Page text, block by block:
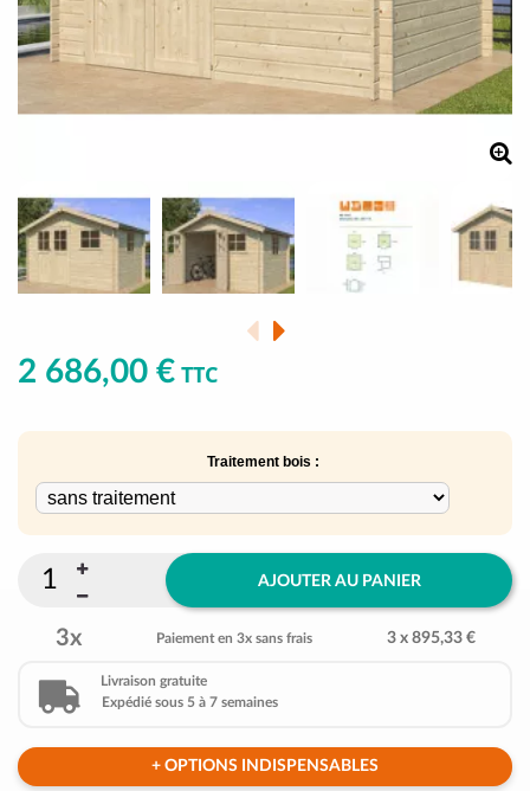
2 686,00 € TTC
Traitement bois :
AJOUTER AU PANIER
3x Paiement en 3x sans frais 3 x 895,33 €
Livraison gratuite
Expédié sous 5 à 7 semaines
+ OPTIONS INDISPENSABLES